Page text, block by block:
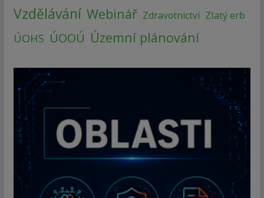
Vzdělávání Webinář Zdravotnictví Zlatý erb
ÚOHS ÚOOÚ Územní plánování